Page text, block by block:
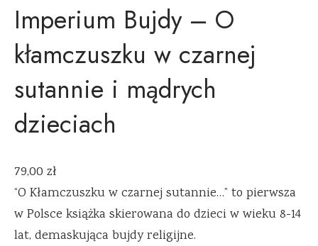
Imperium Bujdy – O
kłamczuszku w czarnej
sutannie i mądrych
dzieciach
79,00 zł
“O Kłamczuszku w czarnej sutannie…” to pierwsza
w Polsce książka skierowana do dzieci w wieku 8-14
lat, demaskująca bujdy religijne.